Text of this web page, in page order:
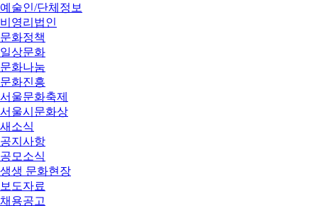
예술인/단체정보
비영리법인
문화정책
일상문화
문화나눔
문화진흥
서울문화축제
서울시문화상
새소식
공지사항
공모소식
생생 문화현장
보도자료
채용공고